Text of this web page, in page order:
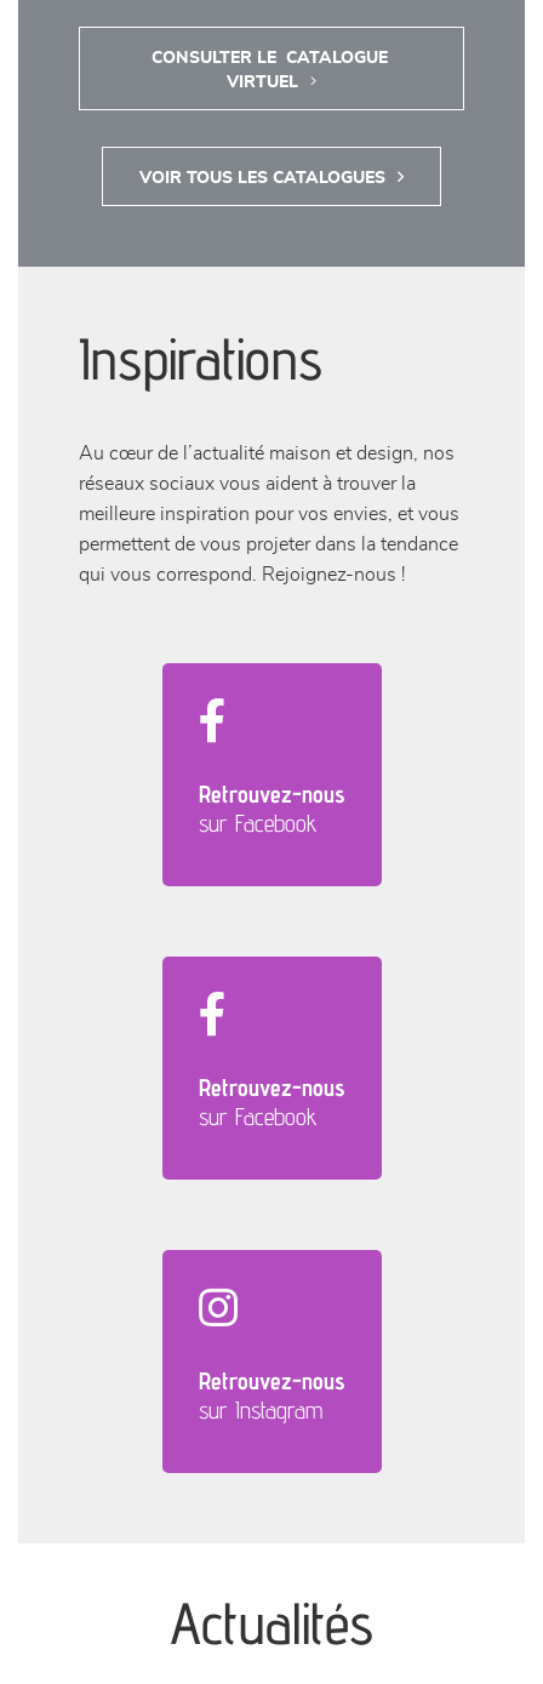
CONSULTER LE  CATALOGUE
VIRTUEL
VOIR TOUS LES CATALOGUES
Inspirations
Au cœur de l’actualité maison et design, nos
réseaux sociaux vous aident à trouver la
meilleure inspiration pour vos envies, et vous
permettent de vous projeter dans la tendance
qui vous correspond. Rejoignez-nous !
Retrouvez-nous
sur Facebook
Retrouvez-nous
sur Facebook
Retrouvez-nous
sur Instagram
Actualités